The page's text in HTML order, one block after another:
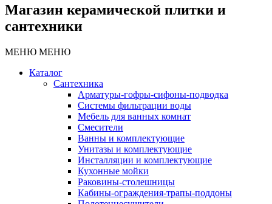
Магазин керамической плитки и
сантехники
МЕНЮ МЕНЮ
Каталог
Сантехника
Арматуры-гофры-сифоны-подводка
Системы фильтрации воды
Мебель для ванных комнат
Смесители
Ванны и комплектующие
Унитазы и комплектующие
Инсталляции и комплектующие
Кухонные мойки
Раковины-столешницы
Кабины-ограждения-трапы-поддоны